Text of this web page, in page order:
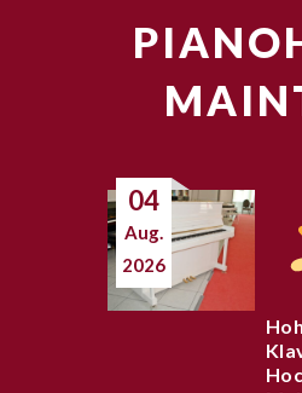
04
Aug.
2026